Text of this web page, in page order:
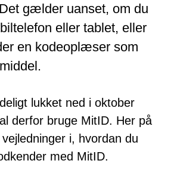
gælder uanset, om du
eller tablet, eller
en kodeoplæser som
lukket ned i oktober
derfor bruge MitID. Her på
i, hvordan du
med MitID.